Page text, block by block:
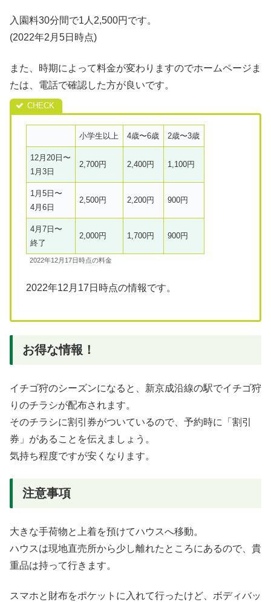
入園料30分間で1人2,500円です。
(2022年2月5日時点)
また、時期によって料金が変わりますのでホームページま
たは、電話で確認した方が良いです。
小学生以上 4歳〜6歳 2歳〜3歳
12月20日〜
1月3日
2,700円 2,400円 1,100円
1月5日〜
4月6日
2,500円 2,200円 900円
4月7日〜
終了
2,000円 1,700円 900円
2022年12月17日時点の料金
2022年12月17日時点の情報です。
お得な情報！
イチゴ狩のシーズンになると、新京成沿線の駅でイチゴ狩
りのチラシが配布されます。
そのチラシに割引券がついているので、予約時に「割引
券」があることを伝えましょう。
気持ち程度ですが安くなります。
注意事項
大きな手荷物と上着を預けてハウスへ移動。
ハウスは現地直売所から少し離れたところにあるので、貴
重品は持って行きます。
スマホと財布をポケットに入れて行ったけど、ボディバッ